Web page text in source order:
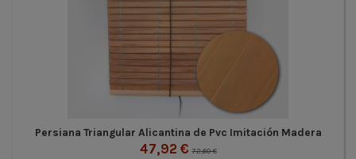
Persiana Triangular Alicantina de Pvc Imitación Madera
47,92 €72,60 €